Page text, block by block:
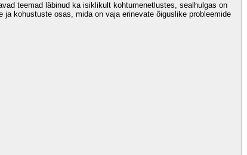
teemad läbinud ka isiklikult kohtumenetlustes, sealhulgas on
kohustuste osas, mida on vaja erinevate õiguslike probleemide